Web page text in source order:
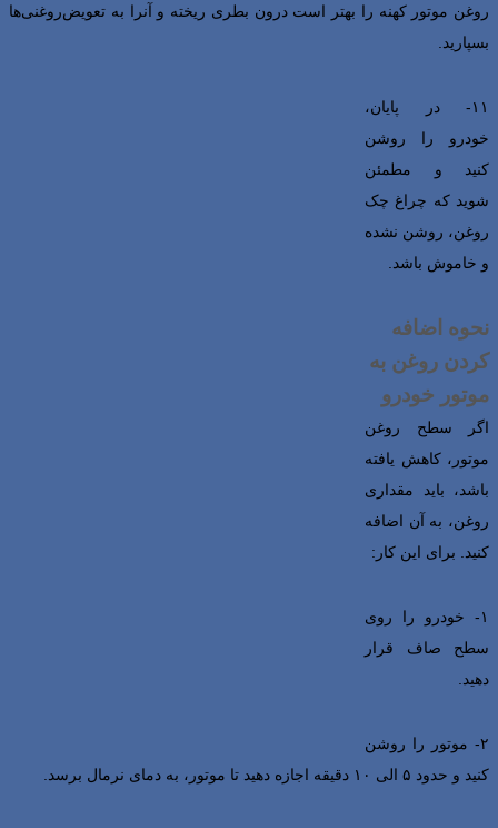
روغن موتور کهنه را بهتر است درون بطری ریخته و آنرا به تعویض‌روغنی‌ها
بسپارید.
۱۱- در پایان،
خودرو را روشن
کنید و مطمئن
شوید که چراغ چک
روغن، روشن نشده
و خاموش باشد.
نحوه اضافه
کردن روغن به
موتور خودرو
اگر سطح روغن
موتور، کاهش یافته
باشد، باید مقداری
روغن، به آن اضافه
کنید. برای این کار:
۱- خودرو را روی
سطح صاف قرار
دهید.
۲- موتور را روشن
کنید و حدود ۵ الی ۱۰ دقیقه اجازه دهید تا موتور، به دمای نرمال برسد.